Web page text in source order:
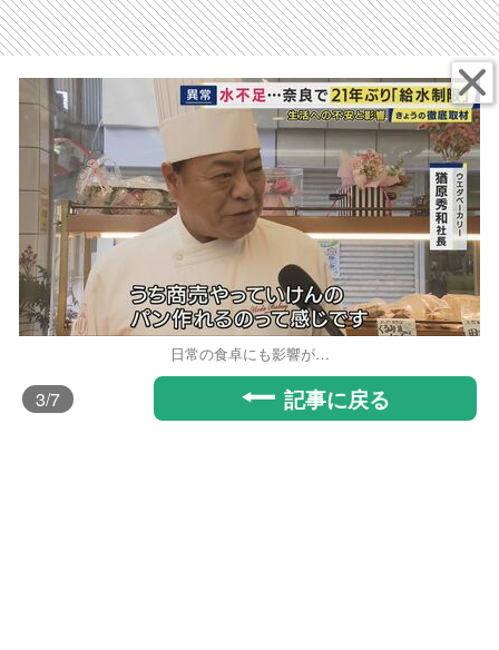
日常の食卓にも影響が…
3/7 記事に戻る